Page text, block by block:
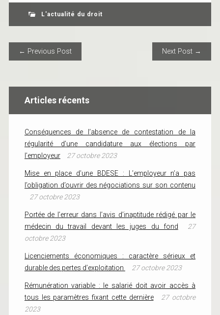
L'actualité du droit
POST NAVIGATION
← Previous Post Next Post →
Articles récents
Conséquences de l’absence de contestation de la
régularité d’une candidature aux élections par
l’employeur
27 octobre 2023
Mise en place d’une BDESE : L’employeur n’a pas
l’obligation d’ouvrir des négociations sur son contenu
27 octobre 2023
Portée de l’erreur dans l’avis d’inaptitude rédigé par le
médecin du travail devant les juges du fond
27
octobre 2023
Licenciements économiques : caractère sérieux et
durable des pertes d’exploitation
27 octobre 2023
Rémunération variable : le salarié doit avoir accès à
tous les paramètres fixant cette dernière
27 octobre
2023